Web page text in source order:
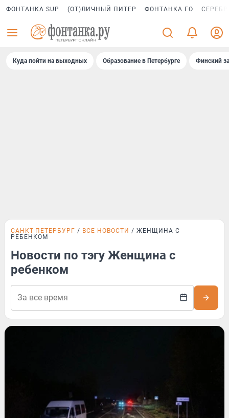
ФОНТАНКА SUP (ОТ)ЛИЧНЫЙ ПИТЕР ФОНТАНКА ГО
Куда пойти на выходных Образование в Петербурге Финский
САНКТ-ПЕТЕРБУРГ ВСЕ НОВОСТИ
ЖЕНЩИНА С
РЕБЕНКОМ
Новости по тэгу Женщина с
ребенком